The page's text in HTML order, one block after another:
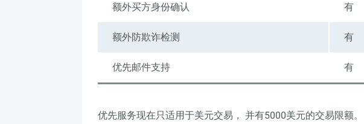
额外买方身份确认 有
额外防欺诈检测 有
优先邮件支持 有
优先服务现在只适用于美元交易， 并有5000美元的交易限额。